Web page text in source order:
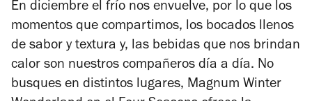
En diciembre el frío nos envuelve, por lo que los
momentos que compartimos, los bocados llenos
de sabor y textura y, las bebidas que nos brindan
calor son nuestros compañeros día a día. No
busques en distintos lugares, Magnum Winter